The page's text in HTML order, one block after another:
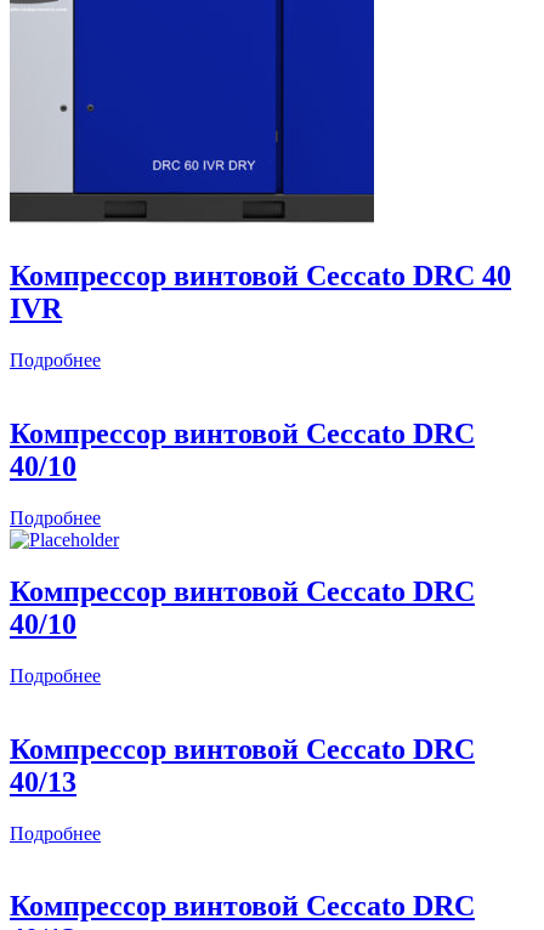
Компрессор винтовой Ceccato DRC 40
IVR
Подробнее
Компрессор винтовой Ceccato DRC
40/10
Подробнее
Компрессор винтовой Ceccato DRC
40/10
Подробнее
Компрессор винтовой Ceccato DRC
40/13
Подробнее
Компрессор винтовой Ceccato DRC